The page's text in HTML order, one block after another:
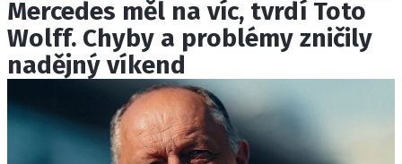
Mercedes měl na víc, tvrdí Toto
Wolff. Chyby a problémy zničily
nadějný víkend